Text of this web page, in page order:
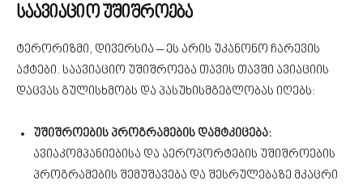
საავიაციო უშიშროება
ტერორიზმი, დივერსია – ეს არის უკანონო ჩარევის
აქტები. საავიაციო უშიშროება თავის თავში ავიაციის
დაცვას გულისხმობს და პასუხისმგებლობას იღებს:
უშიშროების პროგრამების დამტკიცება:
ავიაკომპანიებისა და აეროპორტების უშიშროების
პროგრამების შემუშავება და შესრულებაზე მკაცრი